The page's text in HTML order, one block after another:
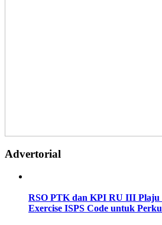
Advertorial
RSO PTK dan KPI RU III Plaju
Exercise ISPS Code untuk